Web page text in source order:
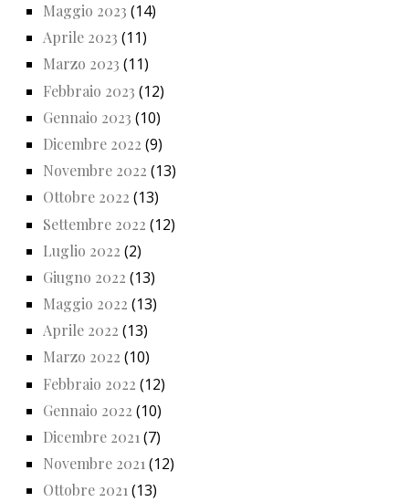
Maggio 2023 (14)
Aprile 2023 (11)
Marzo 2023 (11)
Febbraio 2023 (12)
Gennaio 2023 (10)
Dicembre 2022 (9)
Novembre 2022 (13)
Ottobre 2022 (13)
Settembre 2022 (12)
Luglio 2022 (2)
Giugno 2022 (13)
Maggio 2022 (13)
Aprile 2022 (13)
Marzo 2022 (10)
Febbraio 2022 (12)
Gennaio 2022 (10)
Dicembre 2021 (7)
Novembre 2021(12)
Ottobre 2021(13)